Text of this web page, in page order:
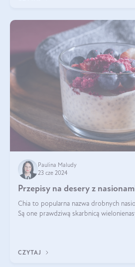
Paulina Maludy
23 cze 2024
Przepisy na desery z
Chia to popularna nazwa drobnych
Są one prawdziwą skarbnicą
CZYTAJ